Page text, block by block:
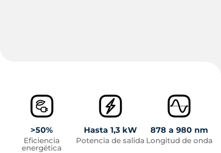
>50%
Eficiencia
energética
Hasta 1,3 kW
Potencia de salida
878 a 980 nm
Longitud de onda